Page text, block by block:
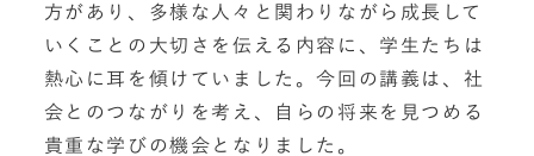
方があり、多様な人々と関わりながら成長して
いくことの大切さを伝える内容に、学生たちは
熱心に耳を傾けていました。今回の講義は、社
会とのつながりを考え、自らの将来を見つめる
貴重な学びの機会となりました。